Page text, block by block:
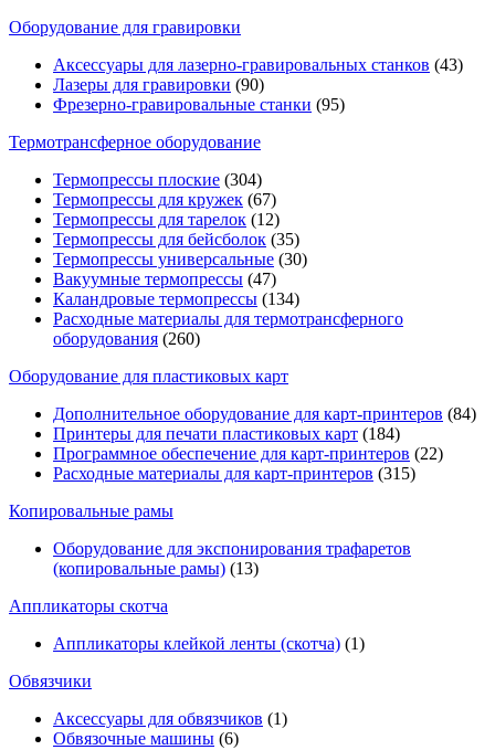
Оборудование для гравировки
Аксессуары для лазерно-гравировальных станков (43)
Лазеры для гравировки (90)
Фрезерно-гравировальные станки (95)
Термотрансферное оборудование
Термопрессы плоские (304)
Термопрессы для кружек (67)
Термопрессы для тарелок (12)
Термопрессы для бейсболок (35)
Термопрессы универсальные (30)
Вакуумные термопрессы (47)
Каландровые термопрессы (134)
Расходные материалы для термотрансферного
оборудования (260)
Оборудование для пластиковых карт
Дополнительное оборудование для карт-принтеров (84)
Принтеры для печати пластиковых карт (184)
Программное обеспечение для карт-принтеров (22)
Расходные материалы для карт-принтеров (315)
Копировальные рамы
Оборудование для экспонирования трафаретов
(копировальные рамы) (13)
Аппликаторы скотча
Аппликаторы клейкой ленты (скотча) (1)
Обвязчики
Аксессуары для обвязчиков (1)
Обвязочные машины (6)